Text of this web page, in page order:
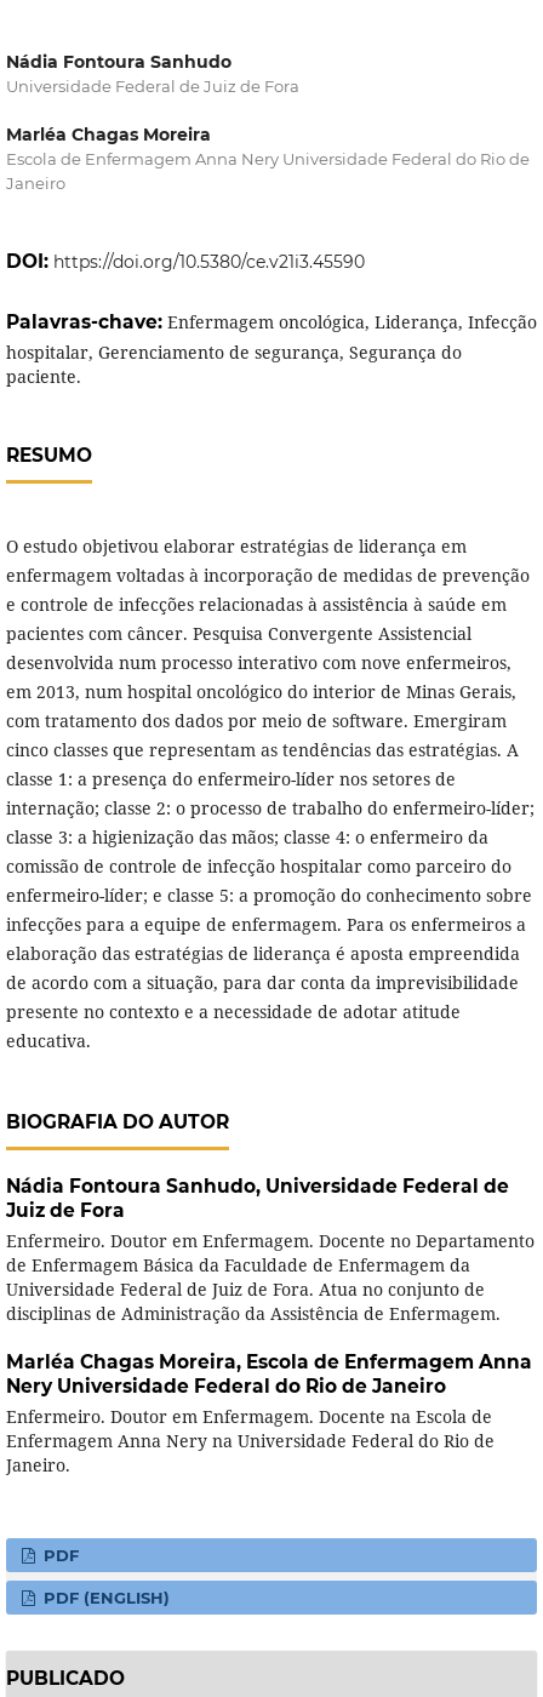
Nádia Fontoura Sanhudo
Universidade Federal de Juiz de Fora
Marléa Chagas Moreira
Escola de Enfermagem Anna Nery Universidade Federal do Rio de
Janeiro
DOI: https://doi.org/10.5380/ce.v21i3.45590
Palavras-chave: Enfermagem oncológica, Liderança, Infecção
hospitalar, Gerenciamento de segurança, Segurança do
paciente.
RESUMO
O estudo objetivou elaborar estratégias de liderança em
enfermagem voltadas à incorporação de medidas de prevenção
e controle de infecções relacionadas à assistência à saúde em
pacientes com câncer. Pesquisa Convergente Assistencial
desenvolvida num processo interativo com nove enfermeiros,
em 2013, num hospital oncológico do interior de Minas Gerais,
com tratamento dos dados por meio de software. Emergiram
cinco classes que representam as tendências das estratégias. A
classe 1: a presença do enfermeiro-líder nos setores de
internação; classe 2: o processo de trabalho do enfermeiro-líder;
classe 3: a higienização das mãos; classe 4: o enfermeiro da
comissão de controle de infecção hospitalar como parceiro do
enfermeiro-líder; e classe 5: a promoção do conhecimento sobre
infecções para a equipe de enfermagem. Para os enfermeiros a
elaboração das estratégias de liderança é aposta empreendida
de acordo com a situação, para dar conta da imprevisibilidade
presente no contexto e a necessidade de adotar atitude
educativa.
BIOGRAFIA DO AUTOR
Nádia Fontoura Sanhudo, Universidade Federal de
Juiz de Fora
Enfermeiro. Doutor em Enfermagem. Docente no Departamento
de Enfermagem Básica da Faculdade de Enfermagem da
Universidade Federal de Juiz de Fora. Atua no conjunto de
disciplinas de Administração da Assistência de Enfermagem.
Marléa Chagas Moreira, Escola de Enfermagem Anna
Nery Universidade Federal do Rio de Janeiro
Enfermeiro. Doutor em Enfermagem. Docente na Escola de
Enfermagem Anna Nery na Universidade Federal do Rio de
Janeiro.
PDF
PDF (ENGLISH)
PUBLICADO